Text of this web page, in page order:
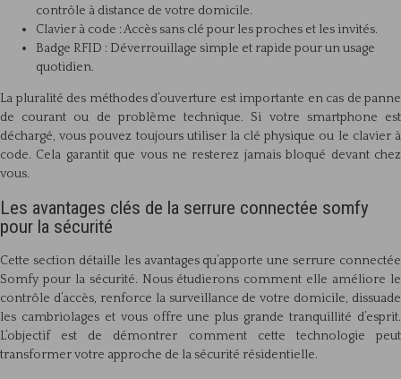
contrôle à distance de votre domicile.
Clavier à code : Accès sans clé pour les proches et les invités.
Badge RFID : Déverrouillage simple et rapide pour un usage
quotidien.
La pluralité des méthodes d’ouverture est importante en cas de panne
de courant ou de problème technique. Si votre smartphone est
déchargé, vous pouvez toujours utiliser la clé physique ou le clavier à
code. Cela garantit que vous ne resterez jamais bloqué devant chez
vous.
Les avantages clés de la serrure connectée somfy
pour la sécurité
Cette section détaille les avantages qu’apporte une serrure connectée
Somfy pour la sécurité. Nous étudierons comment elle améliore le
contrôle d’accès, renforce la surveillance de votre domicile, dissuade
les cambriolages et vous offre une plus grande tranquillité d’esprit.
L’objectif est de démontrer comment cette technologie peut
transformer votre approche de la sécurité résidentielle.